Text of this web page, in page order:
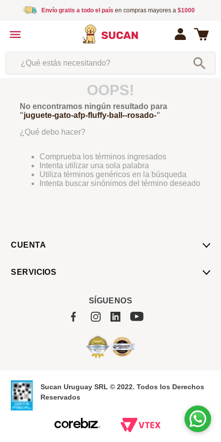
Envío gratis a todo el país en compras mayores a $1000
¿Qué estás necesitando?
OOPS!
No encontramos ningún resultado para
"juguete-gato-afp-fluffy-ball--rosado-"
¿Qué debo hacer?
Comprueba los términos ingresados
Intenta utilizar una sola palabra
Utiliza términos genéricos en la búsqueda
Intenta buscar sinónimos del término deseado
CUENTA
SERVICIOS
SÍGUENOS
Sucan Uruguay SRL © 2022. Todos los Derechos
Reservados